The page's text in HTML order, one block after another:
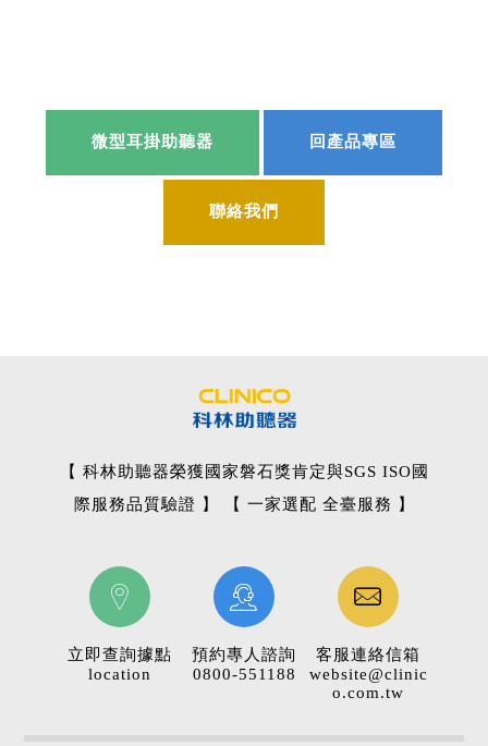
微型耳掛助聽器 回產品專區
聯絡我們
【 科林助聽器榮獲國家磐石獎肯定與SGS ISO國
際服務品質驗證 】 【 一家選配 全臺服務 】
立即查詢據點
location
預約專人諮詢
0800-551188
客服連絡信箱
website@clinic
o.com.tw